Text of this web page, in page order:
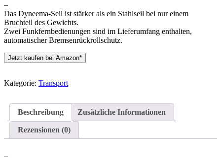
–
Das Dyneema-Seil ist stärker als ein Stahlseil bei nur einem
Bruchteil des Gewichts.
Zwei Funkfernbedienungen sind im Lieferumfang enthalten,
automatischer Bremsenrückrollschutz.
Jetzt kaufen bei Amazon*
Kategorie: Transport
Beschreibung Zusätzliche Informationen
Rezensionen (0)
–